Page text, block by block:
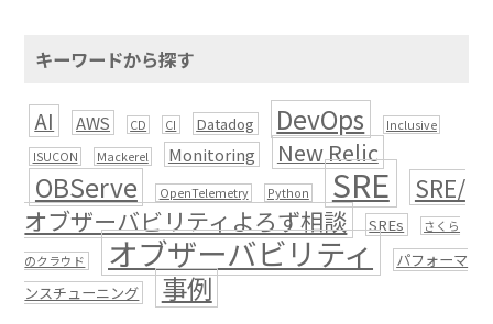
キーワードから探す
AI AWS CD CI Datadog DevOps
Inclusive
ISUCON
Mackerel Monitoring New Relic
OBServe OpenTelemetry Python SRE
SRE/
オブザーバビリティよろず相談
SREs さくら
のクラウド オブザーバビリティ
パフォーマ
ンスチューニング
事例